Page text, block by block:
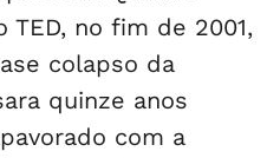
TED, no fim de 2001,
colapso da
quinze anos
com a